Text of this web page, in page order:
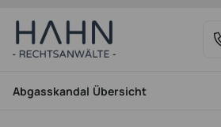
Abgasskandal Übersicht